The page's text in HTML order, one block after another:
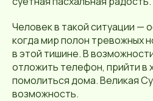
Человек в такой ситуации —
когда мир полон тревожных
в этой тишине. В
отложить телефон, прийти в
помолиться дома. Великая
возможность.